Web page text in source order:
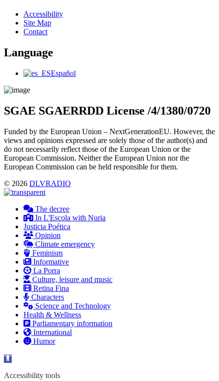
Main
Menu
Accessibility
Site Map
Contact
Language
Main
Español
SGAE SGAERRDD License /4/1380/0720
Funded by the European Union – NextGenerationEU. However, the
views and opinions expressed are solely those of the author(s) and
do not necessarily reflect those of the European Union or the
European Commission. Neither the European Union nor the
European Commission can be held responsible for them.
© 2026 DLVRADIO
The decree
In L'Escola with Nuria
Justicia Poética
Opinion
Climate emergency
Feminism
Informative
La Porra
Culture, leisure and music
Retina Fina
Characters
Science and Technology
Health & Wellness
Parliamentary information
International
Humor
Open toolbar
Accessibility tools